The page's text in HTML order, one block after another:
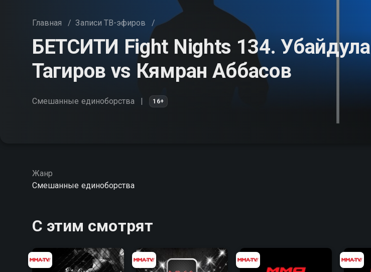
Главная / Записи ТВ-эфиров /
БЕТСИТИ Fight Nights 134. Убайдула
Тагиров vs Кямран Аббасов
Смешанные единоборства 16+
Жанр
Смешанные единоборства
С этим смотрят